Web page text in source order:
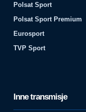
Polsat Sport
Polsat Sport Premium
Eurosport
TVP Sport
Inne transmisje